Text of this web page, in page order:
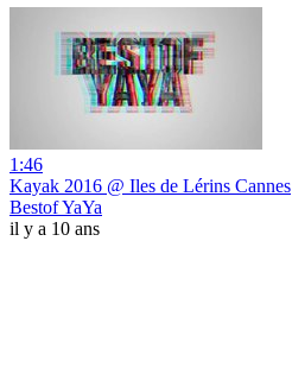
1:46
Kayak 2016 @ Iles de Lérins Cannes
Bestof YaYa
il y a 10 ans